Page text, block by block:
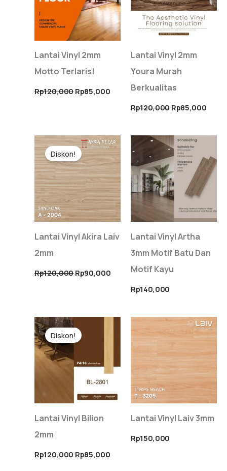
Lantai Vinyl 2mm
Motto Terlaris!
Rp120,000 Rp85,000
Lantai Vinyl 2mm
Youra Murah
Berkualitas
Rp120,000 Rp85,000
Diskon!
Lantai Vinyl Akira Laiv
2mm
Rp120,000
Harga
aslinya
adalah:
Rp120,000.
Rp90,000
Harga
saat
ini
adalah:
Rp90,000.
Lantai Vinyl Artha
3mm Motif Batu Dan
Motif Kayu
Rp140,000
Diskon!
Lantai Vinyl Bilion
2mm
Rp120,000
aslinya
adalah:
Rp85,000
adalah:
Rp85,000.
Lantai Vinyl Laiv 3mm
Rp150,000